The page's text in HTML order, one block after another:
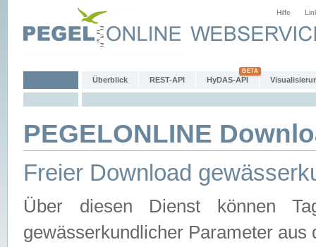
Hilfe
Überblick REST-API HyDAS-API
PEGELONLINE
Freier Download
Über diesen Dienst können
gewässerkundlicher Parameter aus